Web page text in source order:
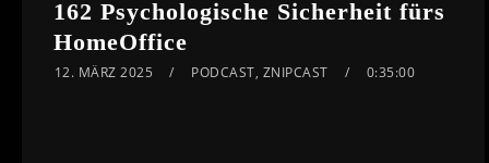
162 Psychologische Sicherheit fürs
HomeOffice
12. MÄRZ 2025 PODCAST, ZNIPCAST 0:35:00